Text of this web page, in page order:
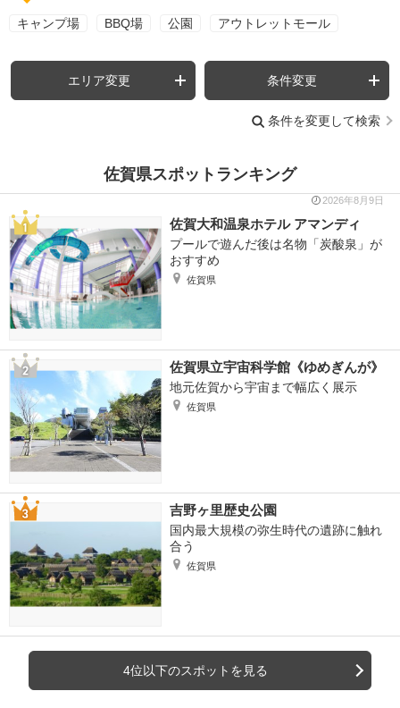
キャンプ場 BBQ場 公園 アウトレットモール
エリア変更 条件変更
条件を変更して検索
佐賀県スポットランキング
2026年8月9日
佐賀大和温泉ホテル アマンディ
プールで遊んだ後は名物「炭酸泉」が
おすすめ
佐賀県
佐賀県立宇宙科学館《ゆめぎんが》
地元佐賀から宇宙まで幅広く展示
佐賀県
吉野ヶ里歴史公園
国内最大規模の弥生時代の遺跡に触れ
合う
佐賀県
4位以下のスポットを見る